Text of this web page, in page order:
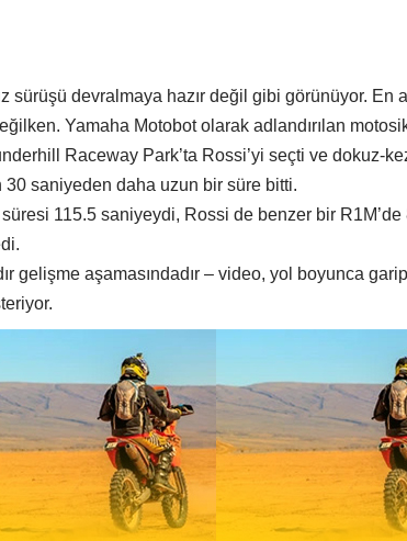
sürüşü devralmaya hazır değil gibi görünüyor. En
Yamaha Motobot olarak adlandırılan
Raceway Park’ta Rossi’yi seçti ve dokuz-
saniyeden daha uzun bir süre bitti.
süresi 115.5 saniyeydi, Rossi de benzer bir
gelişme aşamasındadır – video, yol boyunca